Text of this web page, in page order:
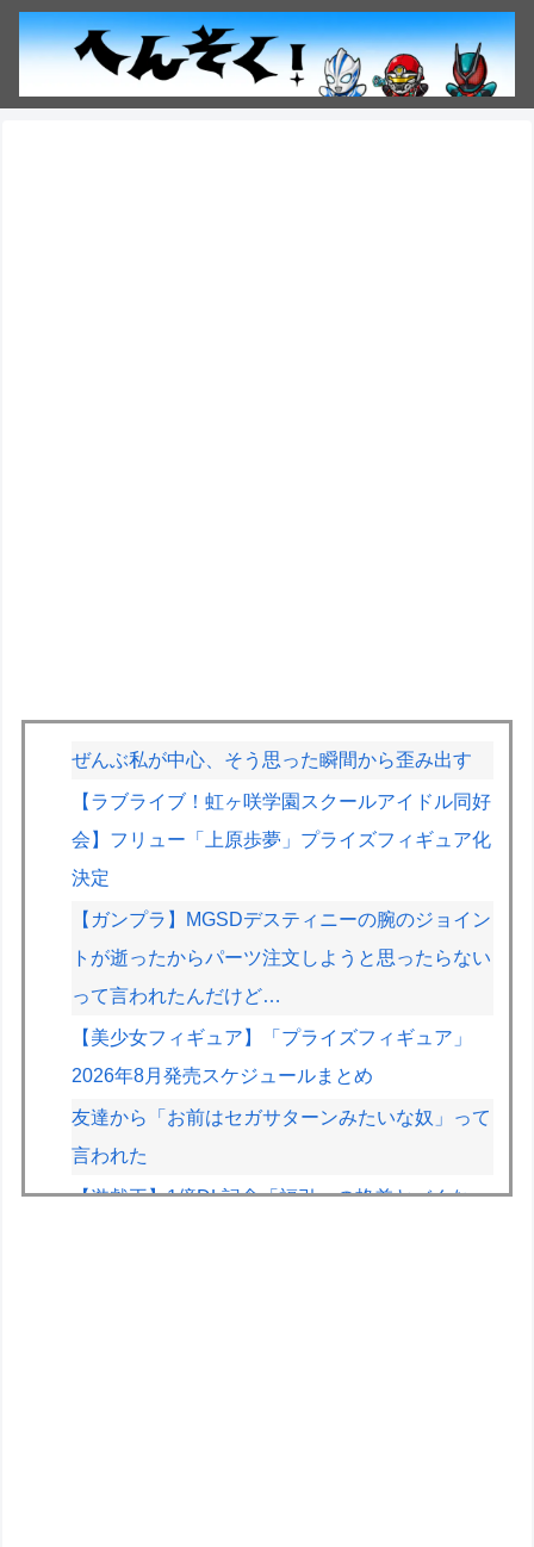
ぜんぶ私が中心、そう思った瞬間から歪み出す
【ラブライブ！虹ヶ咲学園スクールアイドル同好
会】フリュー「上原歩夢」プライズフィギュア化
決定
【ガンプラ】MGSDデスティニーの腕のジョイン
トが逝ったからパーツ注文しようと思ったらない
って言われたんだけど…
【美少女フィギュア】「プライズフィギュア」
2026年8月発売スケジュールまとめ
友達から「お前はセガサターンみたいな奴」って
言われた
【遊戯王】1億DL記念「福引」の格差ヤバくな